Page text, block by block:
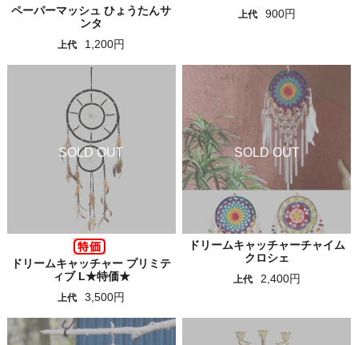
ペーパーマッシュ ひょうたんサ
ンタ
上代 1,200円
上代 900円
ドリームキャッチャー プリミテ
ィブ L★特価★
上代 3,500円
ドリームキャッチャーチャイム
クロシェ
上代 2,400円